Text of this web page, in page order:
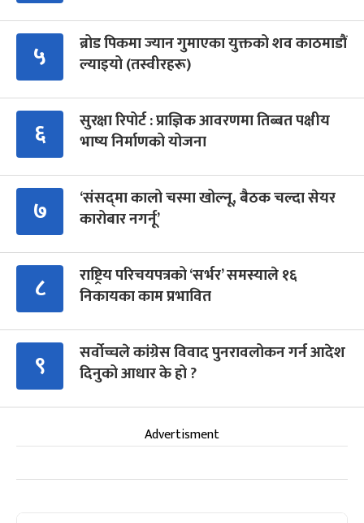
५
ब्रोड पिकमा ज्यान गुमाएका युक्तको शव काठमाडौं
ल्याइयो (तस्वीरहरू)
६
सुरक्षा रिपोर्ट : प्राज्ञिक आवरणमा तिब्बत पक्षीय
भाष्य निर्माणको योजना
७
‘संसद्‍मा कालो चस्मा खोल्नू, बैठक चल्दा सेयर
कारोबार नगर्नू’
८
राष्ट्रिय परिचयपत्रको ‘सर्भर’ समस्याले १६
निकायका काम प्रभावित
९
सर्वोच्चले कांग्रेस विवाद पुनरावलोकन गर्न आदेश
दिनुको आधार के हो ?
Advertisment